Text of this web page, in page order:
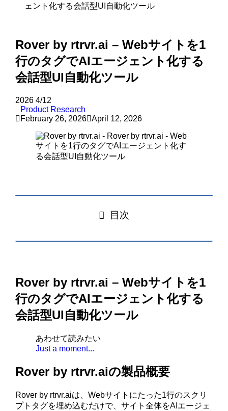
ェント化する会話型UI自動化ツール
Rover by rtrvr.ai – Webサイトを1
行のタグでAIエージェント化する
会話型UI自動化ツール
2026 4/12
Product Research
February 26, 2026
April 12, 2026
目次
Rover by rtrvr.ai – Webサイトを1
行のタグでAIエージェント化する
会話型UI自動化ツール
あわせて読みたい
Just a moment...
Rover by rtrvr.aiの製品概要
Rover by rtrvr.aiは、Webサイトにたった1行のスクリ
プトタグを埋め込むだけで、サイト全体をAIエージェ